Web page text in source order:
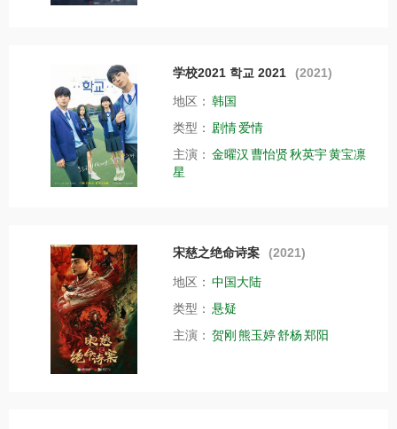
学校2021 학교 2021 (2021)
地区： 韩国
类型： 剧情爱情
主演： 金曜汉 曹怡贤秋英宇黄宝凛
星
宋慈之绝命诗案 (2021)
地区： 中国大陆
类型： 悬疑
主演： 贺刚 熊玉婷舒杨郑阳